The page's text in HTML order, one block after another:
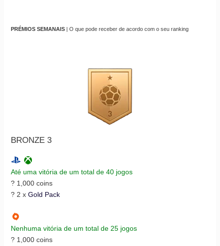
PRÉMIOS SEMANAIS| O que pode receber de acordo com o seu ranking
BRONZE 3
Até uma vitória de um total de 40 jogos
? 1,000 coins
? 2 x Gold Pack
Nenhuma vitória de um total de 25 jogos
? 1,000 coins